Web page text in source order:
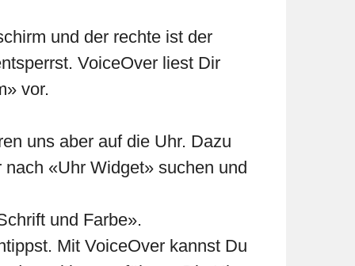
und der rechte ist der
VoiceOver liest Dir
vor.
uns aber auf die Uhr. Dazu
«Uhr Widget» suchen und
und Farbe».
Mit VoiceOver kannst Du